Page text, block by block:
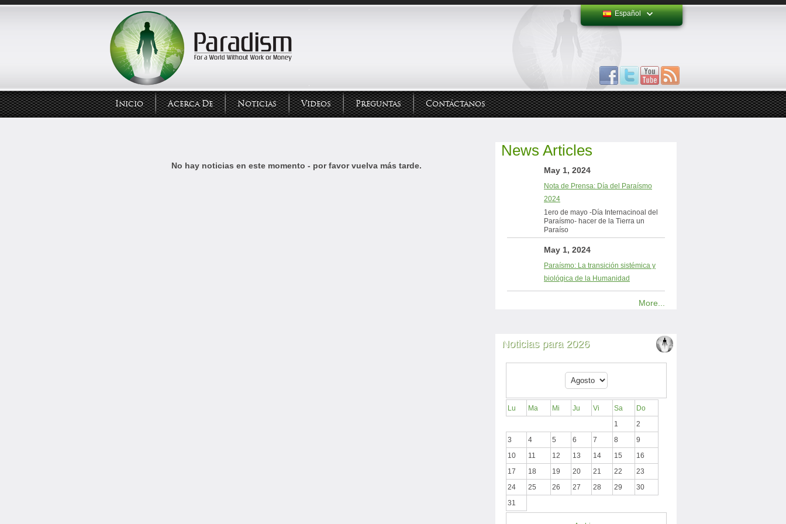
Español
Inicio Acerca De Noticias Videos Preguntas Contáctanos
No hay noticias en este momento - por favor vuelva más tarde.
News Articles
May 1, 2024
Nota de Prensa: Día del Paraísmo
2024
1ero de mayo -Día Internacinoal del
Paraísmo- hacer de la Tierra un
Paraíso
May 1, 2024
Paraísmo: La transición sistémica y
biológica de la Humanidad
More...
Noticias para 2026
Lu Ma Mi Ju Vi Sa
Do
1
2
3
4 5 6 7 8
9
10
11 12 13 14 15
16
17
18 19 20 21 22
23
24
25 26 27 28 29
30
31